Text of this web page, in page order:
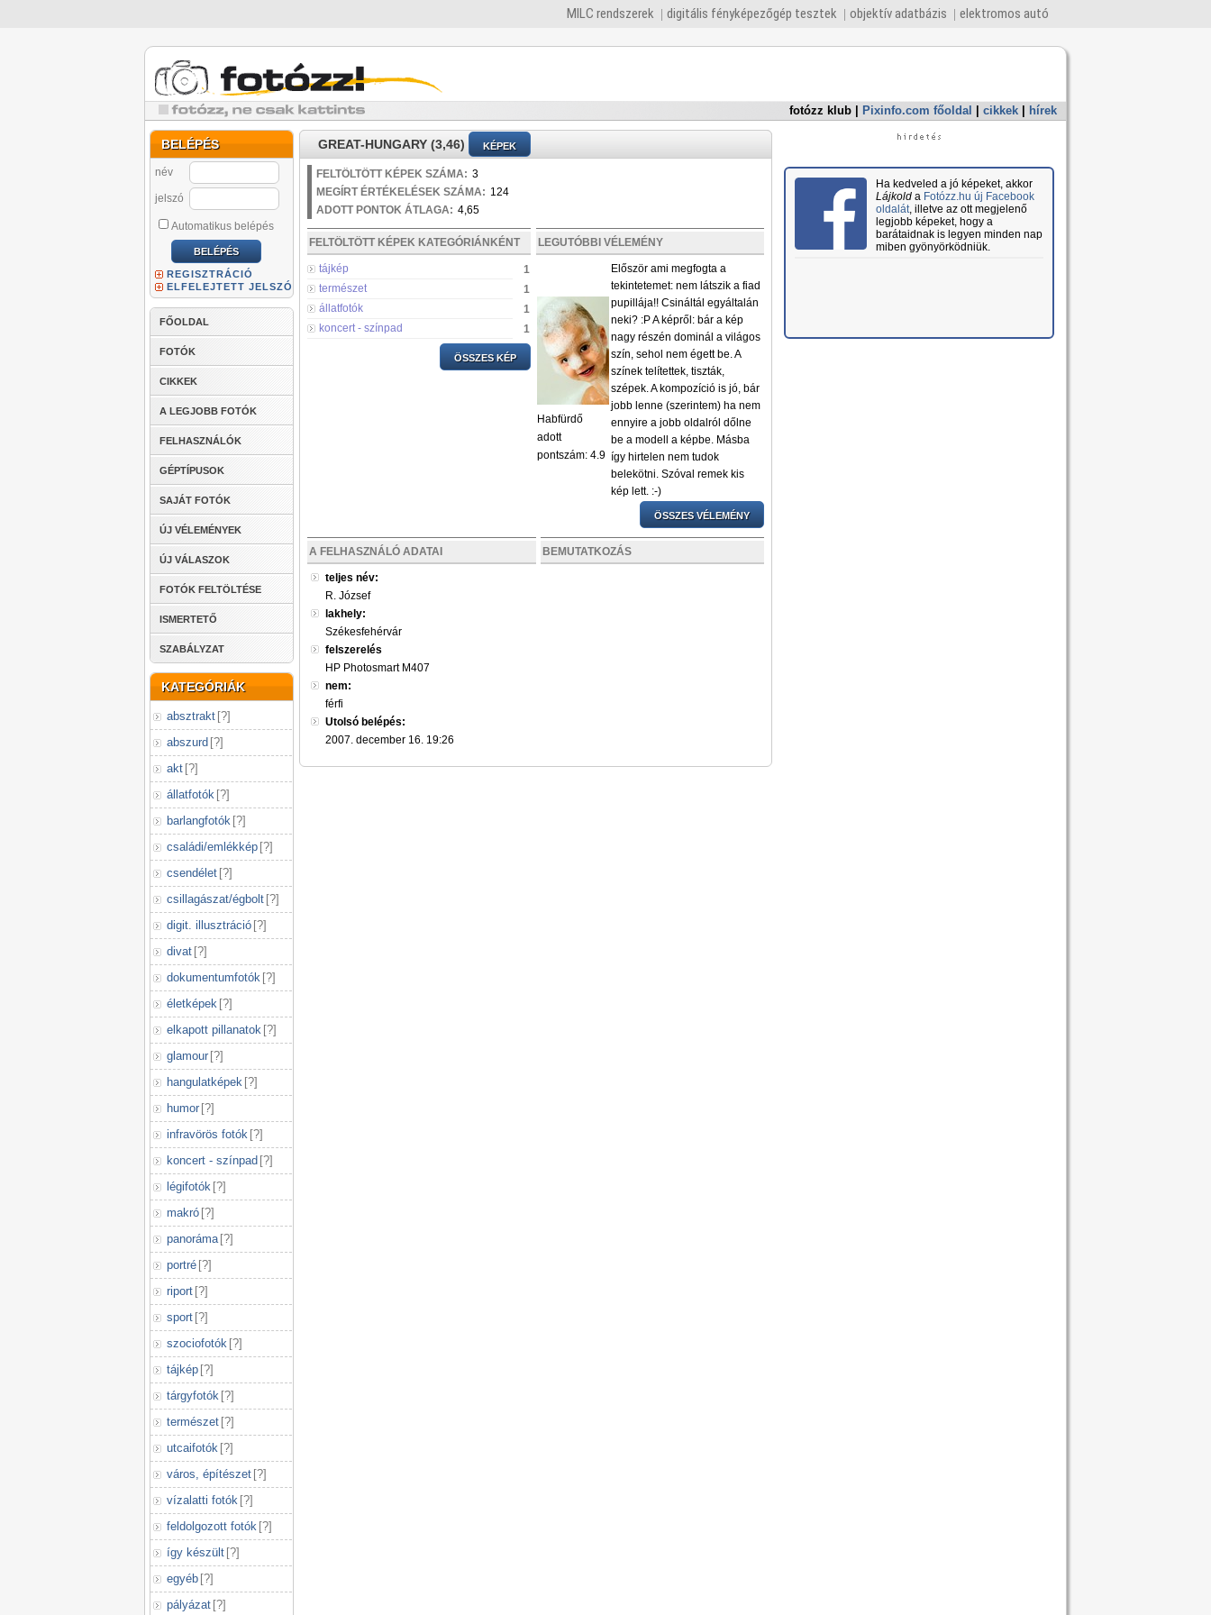
MILC rendszerek digitális fényképezőgép tesztek objektív adatbázis elektromos autó
fotózz klub Pixinfo.com főoldal cikkek hírek
BELÉPÉS
név
jelszó
Automatikus belépés
REGISZTRÁCIÓ
ELFELEJTETT JELSZÓ
FŐOLDAL
FOTÓK
CIKKEK
A LEGJOBB FOTÓK
FELHASZNÁLÓK
GÉPTÍPUSOK
SAJÁT FOTÓK
ÚJ VÉLEMÉNYEK
ÚJ VÁLASZOK
FOTÓK FELTÖLTÉSE
ISMERTETŐ
SZABÁLYZAT
KATEGÓRIÁK
absztrakt [?]
abszurd [?]
akt [?]
állatfotók [?]
barlangfotók [?]
családi/emlékkép [?]
csendélet [?]
csillagászat/égbolt [?]
digit. illusztráció [?]
divat [?]
dokumentumfotók [?]
életképek [?]
elkapott pillanatok [?]
glamour [?]
hangulatképek [?]
humor [?]
infravörös fotók [?]
koncert - színpad [?]
légifotók [?]
makró [?]
panoráma [?]
portré [?]
riport [?]
sport [?]
szociofotók [?]
tájkép [?]
tárgyfotók [?]
természet [?]
utcaifotók [?]
város, építészet [?]
vízalatti fotók [?]
feldolgozott fotók [?]
így készült [?]
egyéb [?]
pályázat [?]
GREAT-HUNGARY (3,46) KÉPEK
FELTÖLTÖTT KÉPEK SZÁMA: 3
MEGÍRT ÉRTÉKELÉSEK SZÁMA: 124
ADOTT PONTOK ÁTLAGA: 4,65
FELTÖLTÖTT KÉPEK KATEGÓRIÁNKÉNT
tájkép
1
természet
1
állatfotók
1
koncert - színpad
1
ÖSSZES KÉP
LEGUTÓBBI VÉLEMÉNY
Habfürdő
adott
pontszám: 4.9
Először ami megfogta a
tekintetemet: nem látszik a fiad
pupillája!! Csináltál egyáltalán
neki? :P A képről: bár a kép
nagy részén dominál a világos
szín, sehol nem égett be. A
színek telítettek, tiszták,
szépek. A kompozíció is jó, bár
jobb lenne (szerintem) ha nem
ennyire a jobb oldalról dőlne
be a modell a képbe. Másba
így hirtelen nem tudok
belekötni. Szóval remek kis
kép lett. :-)
ÖSSZES VÉLEMÉNY
A FELHASZNÁLÓ ADATAI
teljes név:
R. József
lakhely:
Székesfehérvár
felszerelés
HP Photosmart M407
nem:
férfi
Utolsó belépés:
2007. december 16. 19:26
BEMUTATKOZÁS
Ha kedveled a jó képeket, akkor
Lájkolda Fotózz.hu új Facebook
oldalát, illetve az ott megjelenő
legjobb képeket, hogy a
barátaidnak is legyen minden nap
miben gyönyörködniük.